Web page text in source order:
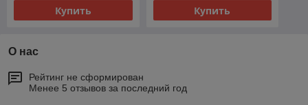
Купить Купить
О нас
Рейтинг не сформирован
Менее 5 отзывов за последний год